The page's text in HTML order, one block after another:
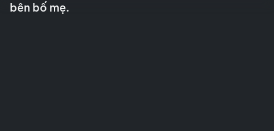
bên bố mẹ.